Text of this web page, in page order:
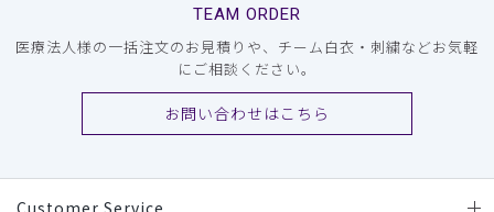
TEAM ORDER
医療法人様の一括注文のお見積りや、チーム白衣・刺繍などお気軽
にご相談ください。
お問い合わせはこちら
Customer Service